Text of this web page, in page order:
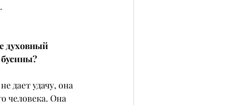
духовный
дает удачу, она
человека. Она